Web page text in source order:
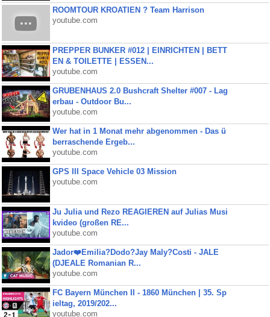
ROOMTOUR KROATIEN ? Team Harrison
youtube.com
PREPPER BUNKER #012 | EINRICHTEN | BETT
EN & TOILETTE | ESSEN...
youtube.com
GRUBENHAUS 2.0 Bushcraft Shelter #007 - Lag
erbau - Outdoor Bu...
youtube.com
Wer hat in 1 Monat mehr abgenommen - Das ü
berraschende Ergeb...
youtube.com
GPS III Space Vehicle 03 Mission
youtube.com
Ju Julia und Rezo REAGIEREN auf Julias Musi
kvideo (großen RE...
youtube.com
Jador❤️Emilia?Dodo?Jay Maly?Costi - JALE
(DJEALE Romanian R...
youtube.com
FC Bayern München II - 1860 München | 35. Sp
ieltag, 2019/202...
youtube.com